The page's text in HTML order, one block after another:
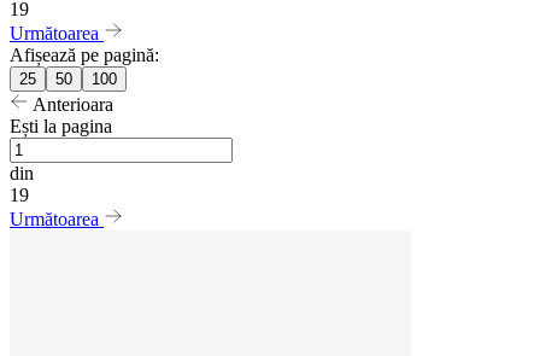
19
Următoarea
Afișează pe pagină:
25 50 100
Anterioara
Ești la pagina
din
19
Următoarea